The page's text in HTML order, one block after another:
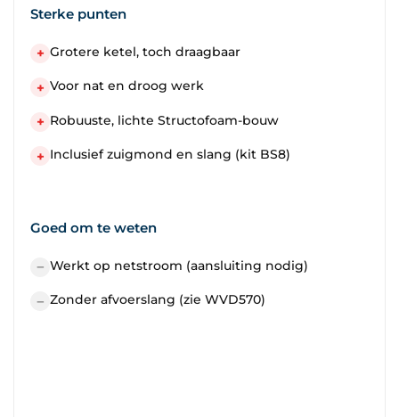
Sterke punten
+ Grotere ketel, toch draagbaar
+ Voor nat en droog werk
+ Robuuste, lichte Structofoam-bouw
+ Inclusief zuigmond en slang (kit BS8)
Goed om te weten
− Werkt op netstroom (aansluiting nodig)
− Zonder afvoerslang (zie WVD570)